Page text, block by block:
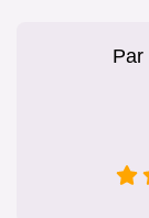
Par